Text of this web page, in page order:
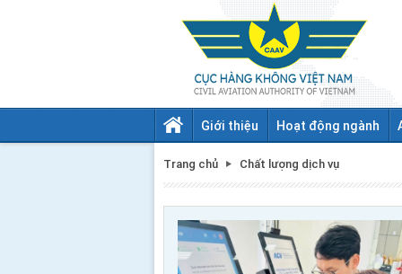
Giới thiệu Hoạt động ngành
Trang chủ Chất lượng dịch vụ